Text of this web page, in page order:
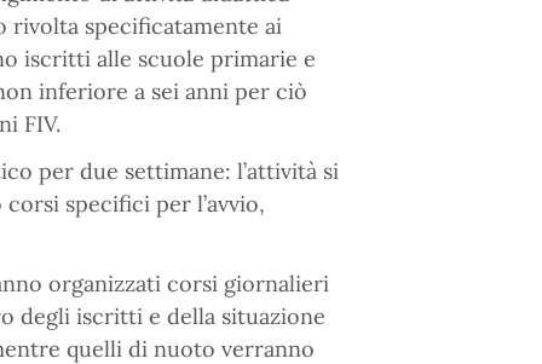
rivolta specificatamente ai
iscritti alle scuole primarie e
inferiore a sei anni per ciò
FIV.
per due settimane: l’attività si
specifici per l’avvio,
organizzati corsi giornalieri
degli iscritti e della situazione
quelli di nuoto verranno